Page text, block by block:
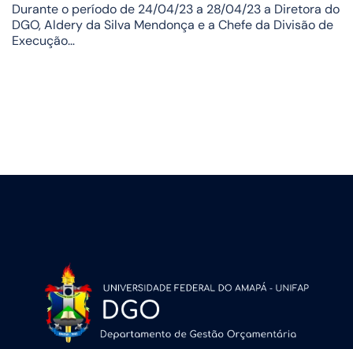
Durante o período de 24/04/23 a 28/04/23 a Diretora do
DGO, Aldery da Silva Mendonça e a Chefe da Divisão de
Execução…